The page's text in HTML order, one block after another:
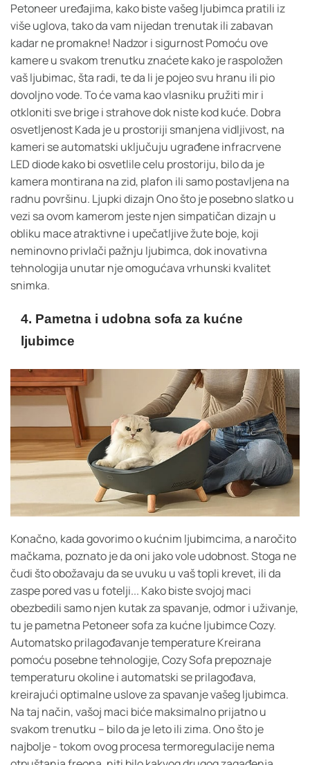
Petoneer uređajima, kako biste vašeg ljubimca pratili iz
više uglova, tako da vam nijedan trenutak ili zabavan
kadar ne promakne! Nadzor i sigurnost Pomoću ove
kamere u svakom trenutku znaćete kako je raspoložen
vaš ljubimac, šta radi, te da li je pojeo svu hranu ili pio
dovoljno vode. To će vama kao vlasniku pružiti mir i
otkloniti sve brige i strahove dok niste kod kuće. Dobra
osvetljenost Kada je u prostoriji smanjena vidljivost, na
kameri se automatski uključuju ugrađene infracrvene
LED diode kako bi osvetlile celu prostoriju, bilo da je
kamera montirana na zid, plafon ili samo postavljena na
radnu površinu. Ljupki dizajn Ono što je posebno slatko u
vezi sa ovom kamerom jeste njen simpatičan dizajn u
obliku mace atraktivne i upečatljive žute boje, koji
neminovno privlači pažnju ljubimca, dok inovativna
tehnologija unutar nje omogućava vrhunski kvalitet
snimka.
4. Pametna i udobna sofa za kućne
ljubimce
Konačno, kada govorimo o kućnim ljubimcima, a naročito
mačkama, poznato je da oni jako vole udobnost. Stoga ne
čudi što obožavaju da se uvuku u vaš topli krevet, ili da
zaspe pored vas u fotelji... Kako biste svojoj maci
obezbedili samo njen kutak za spavanje, odmor i uživanje,
tu je pametna Petoneer sofa za kućne ljubimce Cozy.
Automatsko prilagođavanje temperature Kreirana
pomoću posebne tehnologije, Cozy Sofa prepoznaje
temperaturu okoline i automatski se prilagođava,
kreirajući optimalne uslove za spavanje vašeg ljubimca.
Na taj način, vašoj maci biće maksimalno prijatno u
svakom trenutku – bilo da je leto ili zima. Ono što je
najbolje - tokom ovog procesa termoregulacije nema